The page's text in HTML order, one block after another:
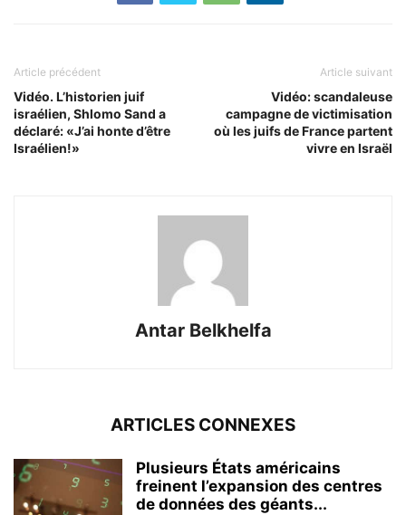
Article précédent
Vidéo. L’historien juif
israélien, Shlomo Sand a
déclaré: «J’ai honte d’être
Israélien!»
Article suivant
Vidéo: scandaleuse
campagne de victimisation
où les juifs de France partent
vivre en Israël
Antar Belkhelfa
ARTICLES CONNEXES
Plusieurs États américains
freinent l’expansion des centres
de données des géants...